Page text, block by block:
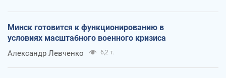
Минск готовится к функционированию в
условиях масштабного военного кризиса
Александр Левченко 6,2 т.